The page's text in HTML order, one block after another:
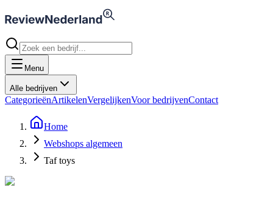
Menu
Alle bedrijven
CategorieënArtikelenVergelijkenVoor bedrijvenContact
Home
Webshops algemeen
Taf toys